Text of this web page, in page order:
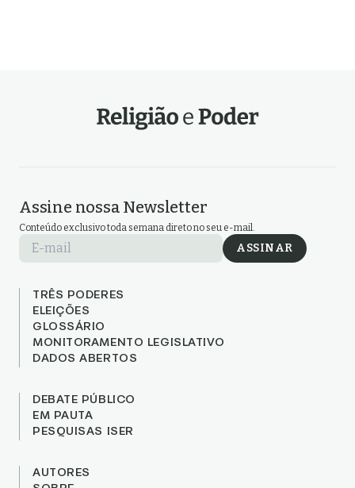
Assine nossa Newsletter
Conteúdo exclusivo toda semana direto no seu e-mail.
E-mail ASSINAR
TRÊS PODERES
ELEIÇÕES
GLOSSÁRIO
MONITORAMENTO LEGISLATIVO
DADOS ABERTOS
DEBATE PÚBLICO
EM PAUTA
PESQUISAS ISER
AUTORES